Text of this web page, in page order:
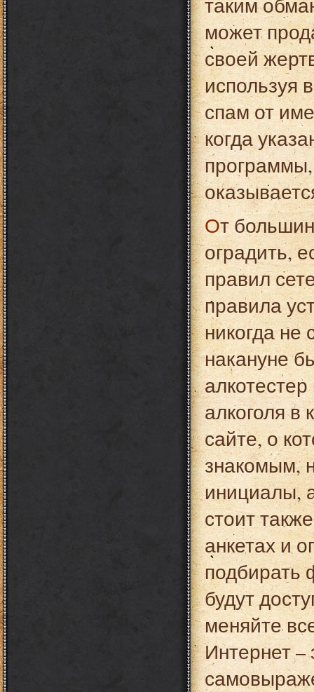
может
своей
используя
спам от
когда
программы,
От большинства проблем в Сети можно себя
оградить,
правил
правила
никогда не
накануне
алкоголя в
сайте, о
знакомым,
инициалы,
стоит
анкетах и
подбирать
будут
меняйте
Интернет –